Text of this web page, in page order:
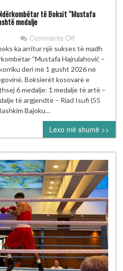
të Boksit “Mustafa
medalje
Comments Offon
Kosova
shkëlqen
në
Turneun
Ndërkombëtar
të
“Mustafa
Hajrulahović
–
Talijan”
me
gjashtë
medalje
ka arritur një sukses të madh
“Mustafa Hajrulahović –
deri më 1 gusht 2026 në
Boksierët kosovarë e
6 medalje: 1 medalje të artë –
të argjendtë – Riad Isufi (55
Bajoku…
Lexo më shumë >>